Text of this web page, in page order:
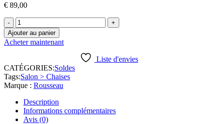
€ 89,00
Ajouter au panier
Acheter maintenant
Liste d'envies
CATÉGORIES:Soldes
Tags:Salon > Chaises
Marque : Rousseau
Description
Informations complémentaires
Avis (0)